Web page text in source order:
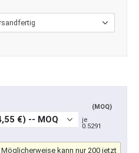
(MOQ)
je
0.5291
Möglicherweise kann nur 200 jetzt